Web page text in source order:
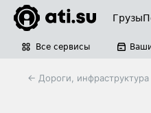
Грузы
Все сервисы
← Дороги, инфраструктура